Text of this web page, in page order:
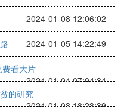
2024-01-08 12:06:02
2024-01-05 14:22:49
看大片
2024-01-04 07:04:34
的研究
2024-01-03 18:23:39